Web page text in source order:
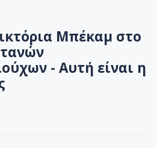
Μπέκαμ στο
- Αυτή είναι η